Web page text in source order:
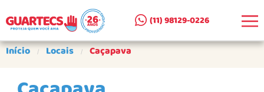
(11) 98129-0226
EMPRESA
Início Locais Caçapava